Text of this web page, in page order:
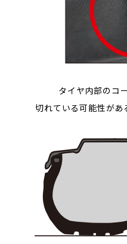
タイヤ内部のコ
切れている可能性が